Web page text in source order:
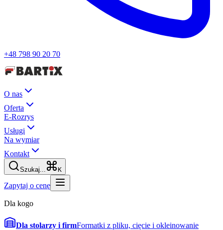
+48 798 90 20 70
O nas
Oferta
E-Rozrys
Usługi
Na wymiar
Kontakt
Szukaj... K
Zapytaj o cenę
Dla kogo
Dla stolarzy i firmFormatki z pliku, cięcie i okleinowanie